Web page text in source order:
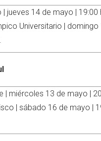
| jueves 14 de mayo | 19:00
Universitario | domingo
| miércoles 13 de mayo |
| sábado 16 de mayo |